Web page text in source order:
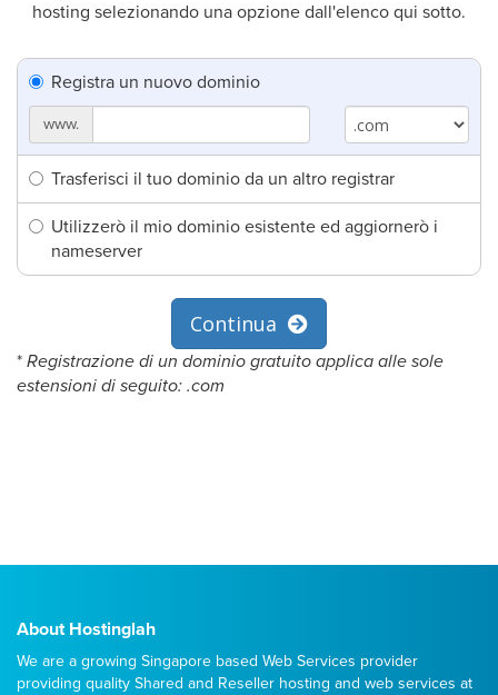
hosting selezionando una opzione dall'elenco qui sotto.
Registra un nuovo dominio
www.
Trasferisci il tuo dominio da un altro registrar
Utilizzerò il mio dominio esistente ed aggiornerò i
nameserver
Continua
* Registrazione di un dominio gratuito applica alle sole
estensioni di seguito: .com
About Hostinglah
We are a growing Singapore based Web Services provider
providing quality Shared and Reseller hosting and web services at